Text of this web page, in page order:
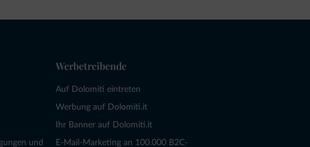
und
Werbetreibende
Auf Dolomiti eintreten
Werbung auf Dolomiti.it
Ihr Banner auf Dolomiti.it
E-Mail-Marketing an 100.000 B2C-